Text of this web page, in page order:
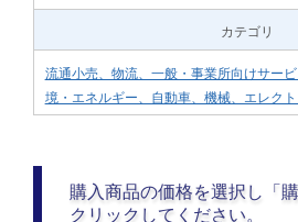
カテゴリ
流通小売、物流、一般・事業所向けサー
境・エネルギー、自動車、機械、エレク
購入商品の価格を選択し「
クリックしてください。